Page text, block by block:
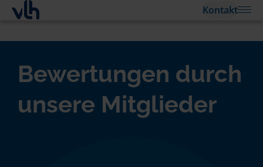
Kontakt
Bewertungen durch
unsere Mitglieder